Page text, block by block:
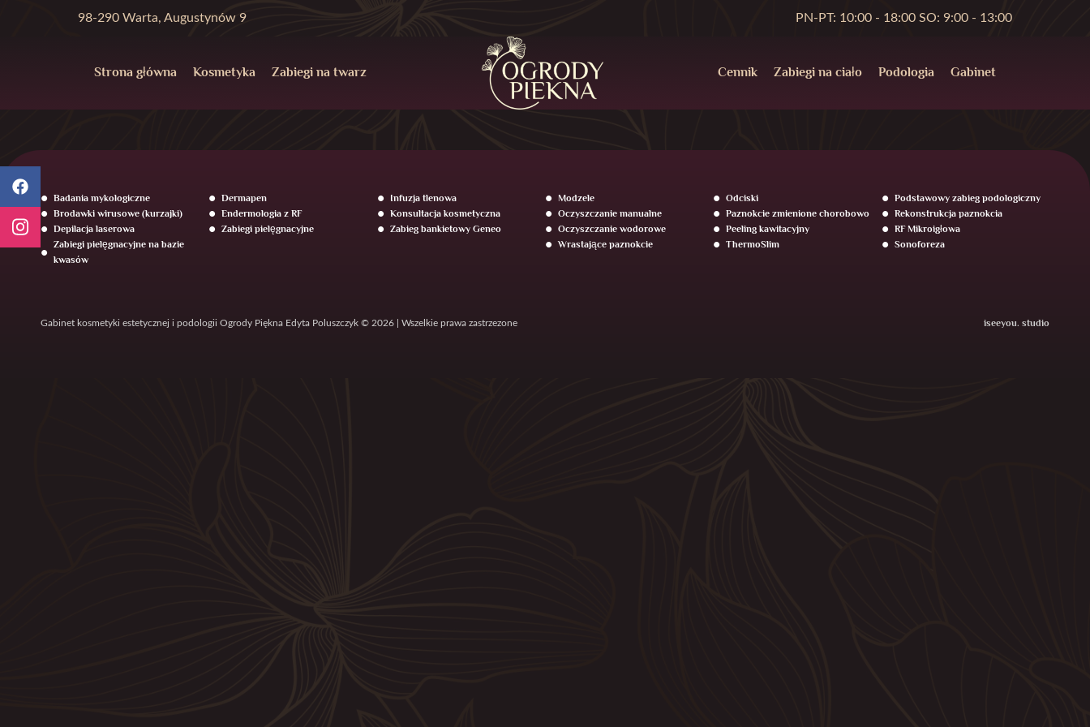
98-290 Warta, Augustynów 9 PN-PT: 10:00 - 18:00 SO: 9:00 - 13:00
Strona główna Kosmetyka Zabiegi na twarz Cennik Zabiegi na ciało Podologia Gabinet
Badania mykologiczne
Brodawki wirusowe (kurzajki)
Depilacja laserowa
Zabiegi pielęgnacyjne na bazie
kwasów
Dermapen
Endermologia z RF
Zabiegi pielęgnacyjne
Infuzja tlenowa
Konsultacja kosmetyczna
Zabieg bankietowy Geneo
Modzele
Oczyszczanie manualne
Oczyszczanie wodorowe
Wrastające paznokcie
Odciski
Paznokcie zmienione chorobowo
Peeling kawitacyjny
ThermoSlim
Podstawowy zabieg podologiczny
Rekonstrukcja paznokcia
RF Mikroigłowa
Sonoforeza
Gabinet kosmetyki estetycznej i podologii Ogrody Piękna Edyta Poluszczyk © 2026 | Wszelkie prawa zastrzezone iseeyou. studio